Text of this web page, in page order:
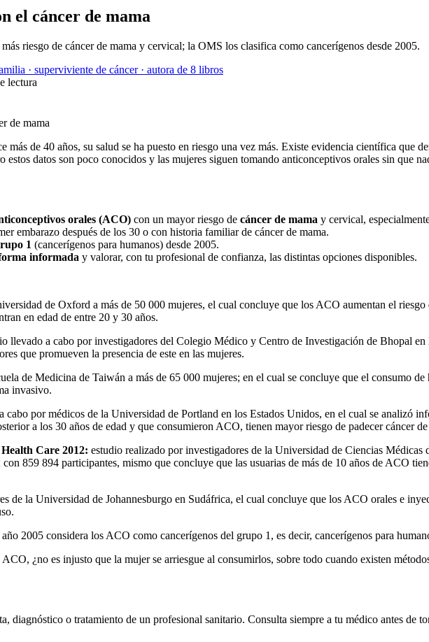
el cáncer de mama
riesgo de cáncer de mama y cervical; la OMS los clasifica como cancerígenos desde 2005.
· superviviente de cáncer · autora de 8 libros
lectura
de 40 años, su salud se ha puesto en riesgo una vez más. Existe evidencia científica que
datos son poco conocidos y las mujeres siguen tomando anticonceptivos orales sin que
orales (ACO) con un mayor riesgo de cáncer de mama y cervical,
embarazo después de los 30 o con historia familiar de cáncer de mama.
1 (cancerígenos para humanos) desde 2005.
informada y valorar, con tu profesional de confianza, las distintas opciones disponibles.
de Oxford a más de 50 000 mujeres, el cual concluye que los ACO aumentan el
en edad de entre 20 y 30 años.
llevado a cabo por investigadores del Colegio Médico y Centro de Investigación de Bhopal en
que promueven la presencia de este en las mujeres.
de Medicina de Taiwán a más de 65 000 mujeres; en el cual se concluye que el consumo de
invasivo.
cabo por médicos de la Universidad de Portland en los Estados Unidos, en el cual se analizó
a los 30 años de edad y que consumieron ACO, tienen mayor riesgo de padecer cáncer de
Care 2012: estudio realizado por investigadores de la Universidad de Ciencias Médicas
859 894 participantes, mismo que concluye que las usuarias de más de 10 años de ACO
de la Universidad de Johannesburgo en Sudáfrica, el cual concluye que los ACO orales e
2005 considera los ACO como cancerígenos del grupo 1, es decir, cancerígenos para
¿no es injusto que la mujer se arriesgue al consumirlos, sobre todo cuando existen
o tratamiento de un profesional sanitario. Consulta siempre a tu médico antes de